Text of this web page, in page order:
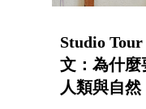
Studio
文：為什麼
人類與自